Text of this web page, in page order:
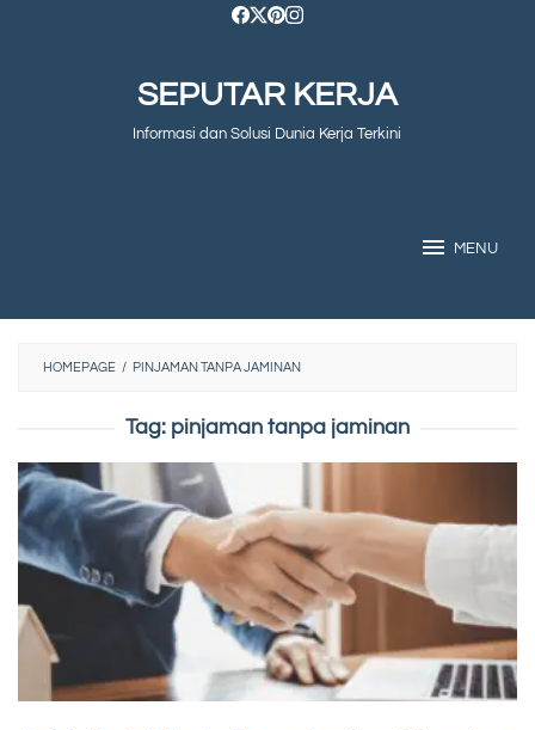
SEPUTAR KERJA
Informasi dan Solusi Dunia Kerja Terkini
MENU
HOMEPAGE / PINJAMAN TANPA JAMINAN
Tag: pinjaman tanpa jaminan